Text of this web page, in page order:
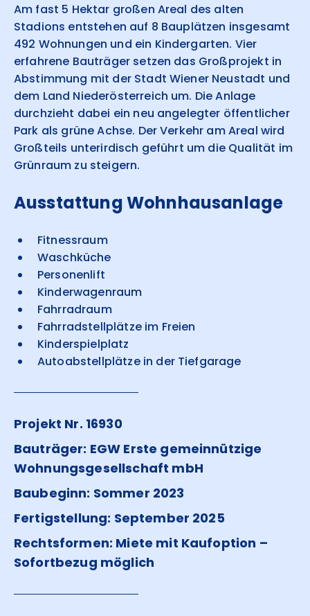
Am fast 5 Hektar großen Areal des alten
Stadions entstehen auf 8 Bauplätzen insgesamt
492 Wohnungen und ein Kindergarten. Vier
erfahrene Bauträger setzen das Großprojekt in
Abstimmung mit der Stadt Wiener Neustadt und
dem Land Niederösterreich um. Die Anlage
durchzieht dabei ein neu angelegter öffentlicher
Park als grüne Achse. Der Verkehr am Areal wird
Großteils unterirdisch geführt um die Qualität im
Grünraum zu steigern.
Ausstattung Wohnhausanlage
Fitnessraum
Waschküche
Personenlift
Kinderwagenraum
Fahrradraum
Fahrradstellplätze im Freien
Kinderspielplatz
Autoabstellplätze in der Tiefgarage
Projekt Nr. 16930
Bauträger: EGW Erste gemeinnützige
Wohnungsgesellschaft mbH
Baubeginn: Sommer 2023
Fertigstellung: September 2025
Rechtsformen: Miete mit Kaufoption –
Sofortbezug möglich